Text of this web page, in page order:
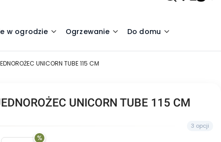
w ogrodzie Ogrzewanie Do domu
UNICORN TUBE 115 CM
UNICORN TUBE 115 CM
3 opcji
%